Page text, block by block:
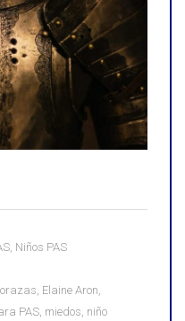
Niños PAS
Elaine Aron
PAS miedos niño